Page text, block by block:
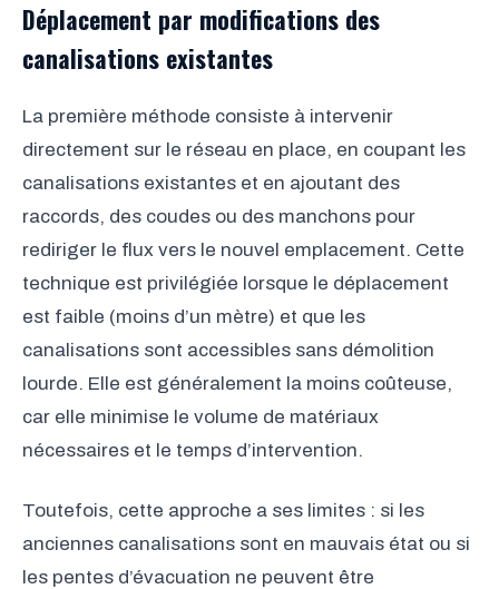
Déplacement par modifications des
canalisations existantes
La première méthode consiste à intervenir
directement sur le réseau en place, en coupant les
canalisations existantes et en ajoutant des
raccords, des coudes ou des manchons pour
rediriger le flux vers le nouvel emplacement. Cette
technique est privilégiée lorsque le déplacement
est faible (moins d’un mètre) et que les
canalisations sont accessibles sans démolition
lourde. Elle est généralement la moins coûteuse,
car elle minimise le volume de matériaux
nécessaires et le temps d’intervention.
Toutefois, cette approche a ses limites : si les
anciennes canalisations sont en mauvais état ou si
les pentes d’évacuation ne peuvent être